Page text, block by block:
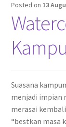
Posted on 13
Suasana
menjadi impian
merasai
“bestkan masa